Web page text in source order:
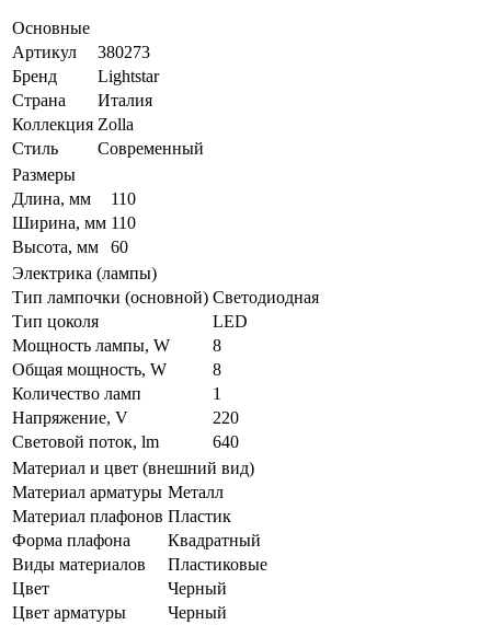
Основные
Артикул
380273
Бренд
Lightstar
Страна
Италия
Коллекция Zolla
Стиль
Современный
Размеры
Длина, мм
110
Ширина, мм 110
Высота, мм
60
Электрика (лампы)
Тип лампочки (основной) Светодиодная
Тип цоколя
LED
Мощность лампы, W
8
Общая мощность, W
8
Количество ламп
1
Напряжение, V
220
Световой поток, lm
640
Материал и цвет (внешний вид)
Материал арматуры Металл
Материал плафонов Пластик
Форма плафона
Квадратный
Виды материалов
Пластиковые
Цвет
Черный
Цвет арматуры
Черный